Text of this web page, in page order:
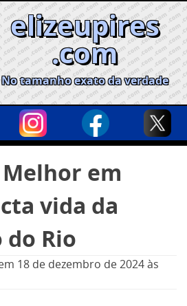
elizeupires
.com
No tamanho exato da verdade
em
vida da
Rio
18 de dezembro de 2024às